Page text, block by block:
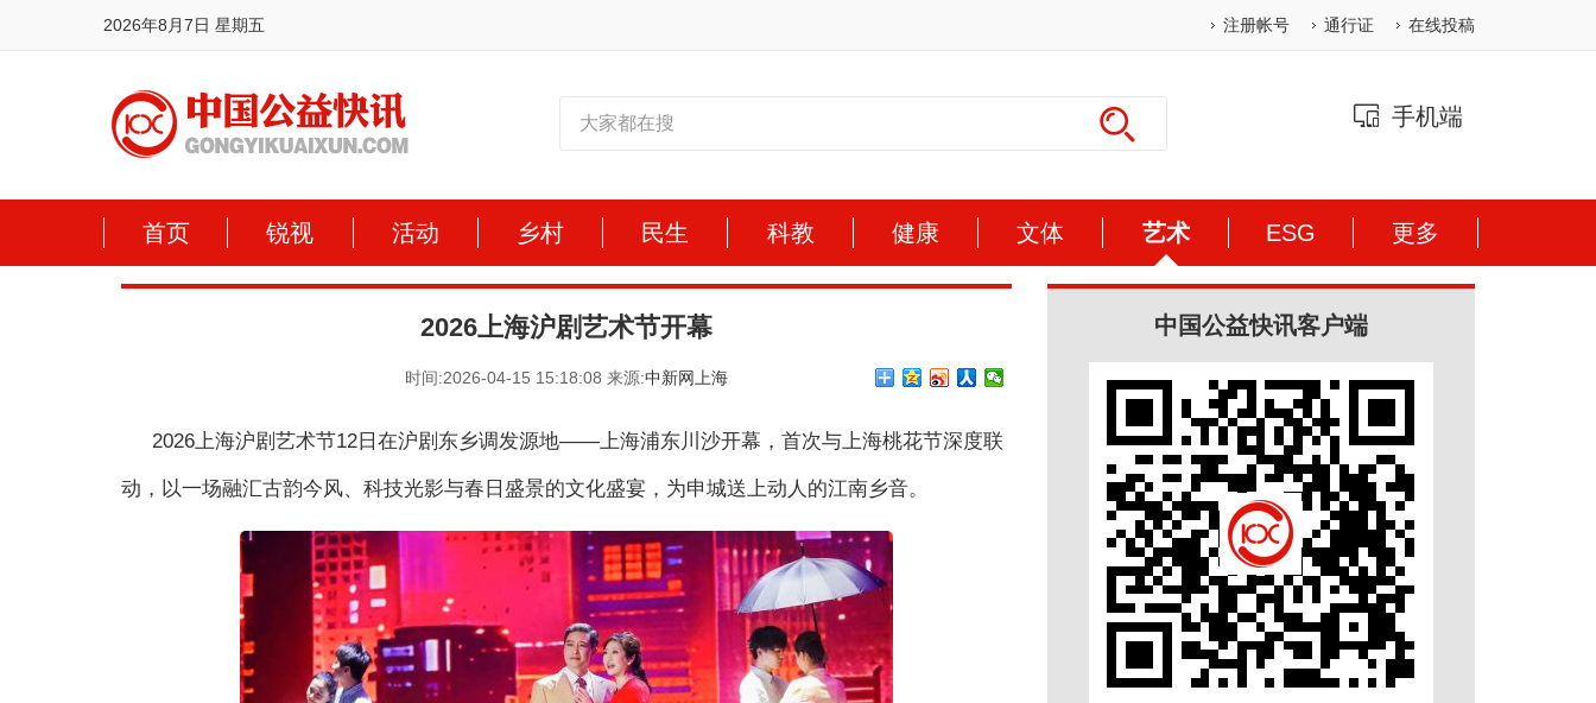
2026年8月7日 星期五 注册帐号 通行证 在线投稿
手机端
首页 锐视 活动 乡村 民生 科教 健康 文体 艺术 ESG 更多
2026上海沪剧艺术节开幕
时间:2026-04-15 15:18:08 来源:中新网上海
2026上海沪剧艺术节12日在沪剧东乡调发源地——上海浦东川沙开幕，首次与上海桃花节深度联
动，以一场融汇古韵今风、科技光影与春日盛景的文化盛宴，为申城送上动人的江南乡音。
中国公益快讯客户端